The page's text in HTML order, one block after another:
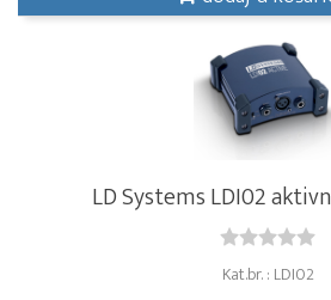
LD Systems LDI02
Kat.br. : LDI02